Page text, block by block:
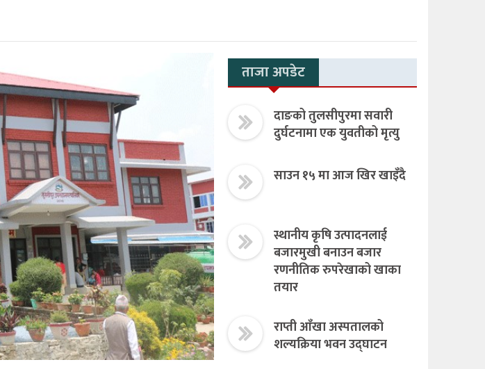
ताजा अपडेट
दाङको तुलसीपुरमा सवारी
दुर्घटनामा एक युवतीको मृत्यु
साउन १५ मा आज खिर खाइँदै
स्थानीय कृषि उत्पादनलाई
बजारमुखी बनाउन बजार
रणनीतिक रुपरेखाको खाका
तयार
राप्ती आँखा अस्पतालको
शल्यक्रिया भवन उद्घाटन